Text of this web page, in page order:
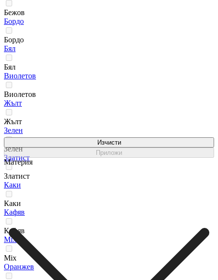
Бежов
Бордо
Бордо
Бял
Бял
Виолетов
Виолетов
Жълт
Жълт
Зелен
Зелен
Златист
Златист
Каки
Каки
Кафяв
Кафяв
Мix
Мix
Оранжев
Изчисти
Приложи
Материя